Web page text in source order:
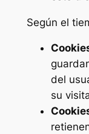
Según el
del
su